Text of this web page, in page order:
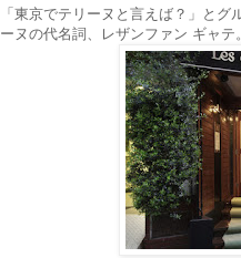
「東京でテリーヌと言えば？」と
ーヌの代名詞、レザンファン ギャテ